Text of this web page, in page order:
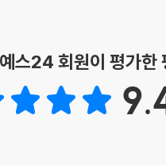
소리 없이 철수되고 있다
살린다
목이다
스24 회원이 평가한